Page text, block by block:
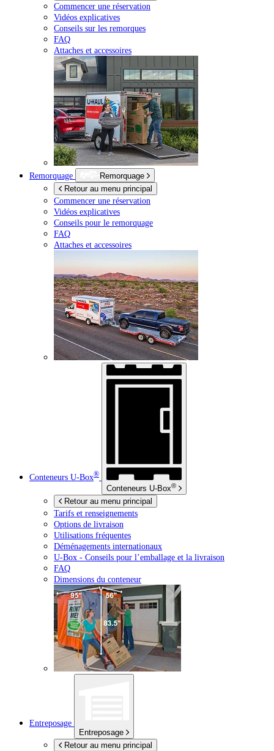
Commencer une réservation
Vidéos explicatives
Conseils sur les remorques
FAQ
Attaches et accessoires
Remorquage
Remorquage
Retour au menu principal
Commencer une réservation
Vidéos explicatives
Conseils pour le remorquage
FAQ
Attaches et accessoires
Conteneurs U-Box®
Conteneurs U-Box®
Retour au menu principal
Tarifs et renseignements
Options de livraison
Utilisations fréquentes
Déménagements internationaux
U-Box - Conseils pour l’emballage et la livraison
FAQ
Dimensions du conteneur
Entreposage
Entreposage
Retour au menu principal